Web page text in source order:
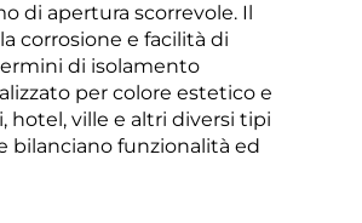
di apertura scorrevole. Il
corrosione e facilità di
di isolamento
per colore estetico e
hotel, ville e altri diversi tipi
bilanciano funzionalità ed